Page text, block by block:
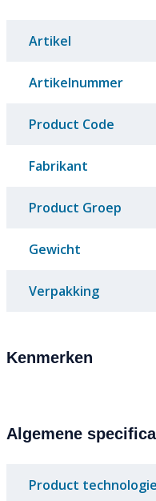
Artikel
Artikelnummer
Product Code
Fabrikant
Product Groep
Gewicht
Verpakking
Kenmerken
Algemene
Product technologie